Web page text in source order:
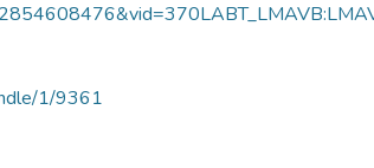
1/9361